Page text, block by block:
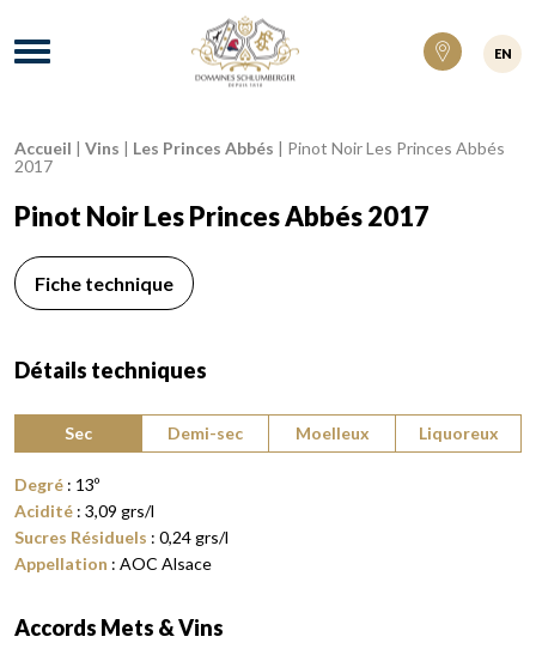
Domaines Schlumberger Vignerons 100%
Menu
EN
Fil d'Ariane :
Accueil | Vins | Les Princes Abbés | Pinot Noir Les Princes Abbés
2017
Pinot Noir Les Princes Abbés 2017
Fiche technique
Détails techniques
Sec
Demi-sec Moelleux Liquoreux
Degré : 13º
Acidité : 3,09 grs/l
Sucres Résiduels : 0,24grs/l
Appellation : AOC Alsace
Accords Mets & Vins